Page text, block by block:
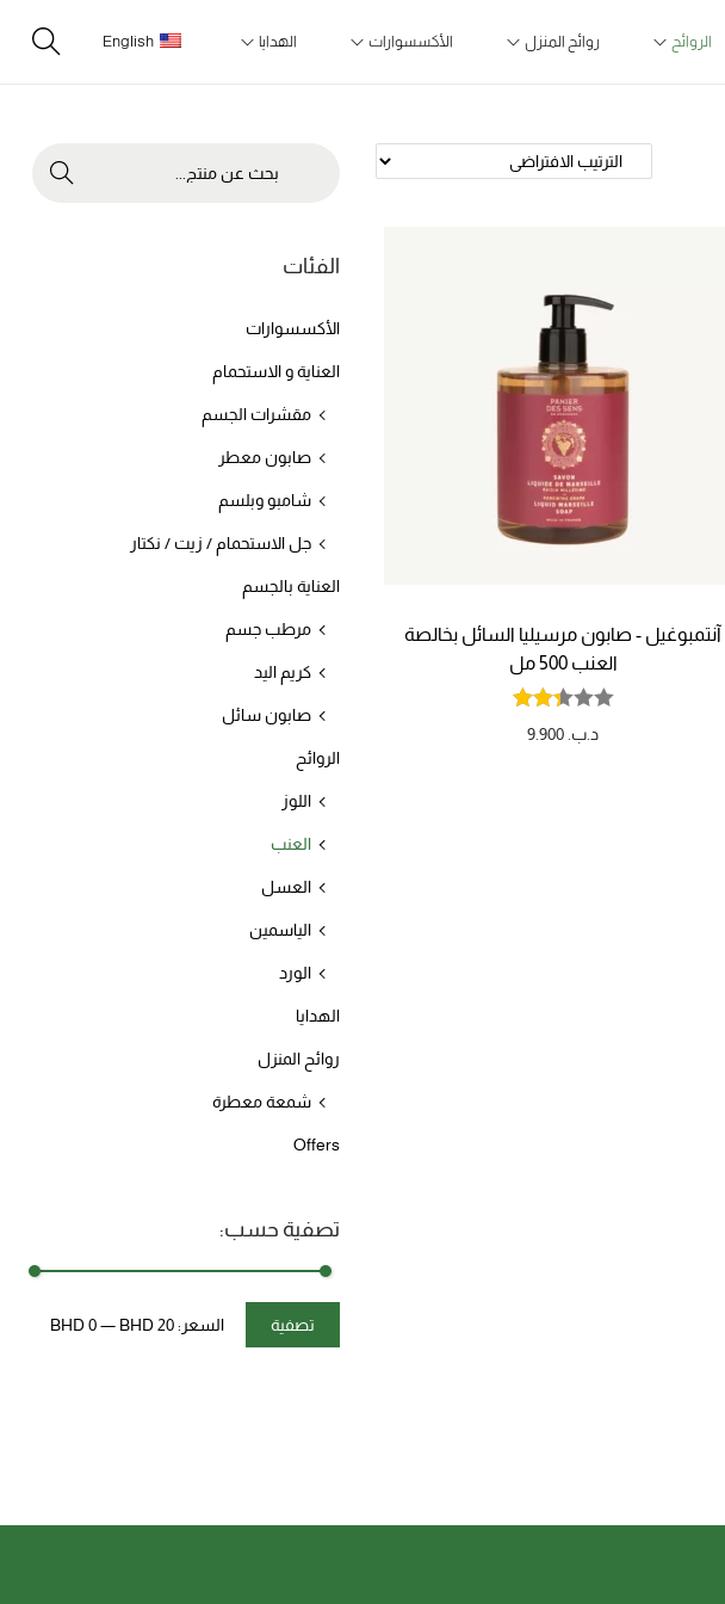
الروائح روائح المنزل الأكسسوارات الهدايا English
آنتمبوغيل - صابون مرسيليا السائل بخالصة
العنب 500 مل
د.ب. 9.900
الفئات
الأكسسوارات
العناية و الاستحمام
مقشرات الجسم
صابون معطر
شامبو وبلسم
جل الاستحمام / زيت / نكتار
العناية بالجسم
مرطب جسم
كريم اليد
صابون سائل
الروائح
اللوز
العنب
العسل
الياسمين
الورد
الهدايا
روائح المنزل
شمعة معطرة
Offers
تصفية حسب:
تصفية السعر: BHD 0— BHD 20